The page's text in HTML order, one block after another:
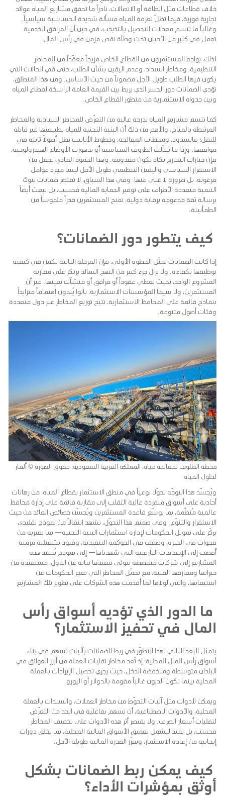
خلاف قطاعات مثل الطاقة أو الاتصالات، نادراً ما تحقق مشاريع المياه عوائد
تجارية فورية، فيما تظلّ تعرفة المياه مسألة شديدة الحساسية سياسياً.
وغالباً ما تتسم معدلات التحصيل بالتذبذب، في حين أن المرافق الخدمية
تعمل في كثير من الأحيان تحت وطأة نقص مزمن في رأس المال.
لذلك، يواجه المستثمرون من القطاع الخاص مزيجاً معقّداً من المخاطر
التنظيمية، ومخاطر السداد، وعدم اليقين بشأن الطلب، حتى في الحالات التي
يكون فيها الطلب طويل الأجل مضموناً من حيث الأساس. ومن هذا المنطلق،
تؤدي الضمانات دور الجسر الذي يربط بين القيمة العامة الراسخة لقطاع المياه
وبين جدواه الاستثمارية من منظور القطاع الخاص.
كما تتسم مشاريع المياه بدرجة عالية من التعرّض للمخاطر السيادية والمخاطر
المرتبطة بالمناخ. والأهم من ذلك أن البنية التحتية للمياه بطبيعتها غير قابلة
للنقل؛ فالسدود، ومحطات المعالجة، وخطوط الأنابيب تظل أصولاً ثابتة في
مواقعها. وإذا ما تبدّلت الظروف السياسية أو تدهورت الأوضاع الهيدرولوجية،
فإن خيارات التخارج تكاد تكون معدومة. وهذا الجمود المادي يجعل من
الاستقرار السياسي واليقين التنظيمي طويل الأجل ليسا مجرد عوامل
مرغوبة، بل ضرورة لا غنى عنها. وفي هذا السياق، لا تقتصر ضمانات بنوك
التنمية متعددة الأطراف على توفير الحماية المالية فحسب، بل تبعث أيضاً
برسالة ثقة مدعومة برقابة دولية، تمنح المستثمرين قدراً ملموساً من
الطمأنينة.
كيف يتطور دور الضمانات؟
إذا كانت الضمانات تمثّل الخطوة الأولى، فإن المرحلة التالية تكمن في كيفية
توظيفها بكفاءة. ولا يزال جزء كبير من النهج السائد يرتكز على مقاربة
المشروع الواحد، بحيث يغطي عقوداً أو مرافق أو منشآت بعينها. غير أن
المستثمرين، ولا سيما المؤسسات الاستثمارية، باتوا يُبدون اهتماماً متزايداً
بنماذج قائمة على المحافظ الاستثمارية، تتيح توزيع المخاطر عبر دول متعددة
وفئات أصول متنوعة.
محطة الظلوف لمعالجة مياه، المملكة العربية السعودية. حقوق الصورة © ألمار
لحلول المياه
ويُجسّد هذا التوجّه تحوّلاً نوعياً في منطق الاستثمار بقطاع المياه، من رهانات
أحادية على أسواق منفردة عالية التقلب إلى مقاربة قائمة على إدارة محافظ
عالمية مُنظَّمة، بما يوسّع قاعدة المستثمرين ويُحسّن خصائص العائد من حيث
الاستقرار والتنوّع. وفي صميم هذا التحوّل، نشهد انتقالاً من نموذج تقليدي
يركّز على تمويل الحكومات لإدارة استثمارات البنية التحتية— بما يعتريه من
فجوات في الخبرة، وضعف في الحوكمة التنفيذية، وقيود تشغيلية مزمنة
أفضت إلى الإخفاقات التاريخية التي شهدناها— إلى نموذج يُسند هذه
المشاريع إلى شركات متخصصة تتولى تنفيذها نيابة عن الدول، مستفيدة من
خبراتها ومعارفها الفنية، مع تحمّل المخاطر التي تعجز الحكومات عن
استيعابها، والتي لولاها لما أقدمت هذه الشركات على تطوير تلك المشاريع
ما الدور الذي تؤديه أسواق رأس
المال في تحفيز الاستثمار؟
يتمثل البعد الثاني لهذا التطوّر في ربط الضمانات بآليات تسهم في بناء
أسواق رأس المال المحلية؛ إذ تُعد مخاطر تقلبات العملة من أبرز العوائق في
البلدان متوسطة ومنخفضة الدخل، حيث يجري تحصيل الإيرادات بالعملة
المحلية بينما تكون الديون غالباً مقومة بالدولار أو اليورو.
ويمكن لأدوات مثل آليات التحوّط من مخاطر العملات، والسندات بالعملة
المحلية، والأدوات الاصطناعية، أن تسهم بفاعلية في الحد من التعرّض
لتقلبات أسعار الصرف. ولا يقتصر أثر هذه الأدوات على تخفيف المخاطر
فحسب، بل يمتد ليشمل تعميق الأسواق المالية المحلية، بما يخلق دورات
إيجابية من إعادة الاستثمار، ويعزّز القدرة المالية طويلة الأجل.
كيف يمكن ربط الضمانات بشكل
أوثق بمؤشرات الأداء؟